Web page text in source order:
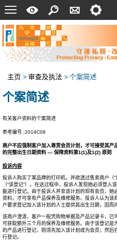
菜
单
速
指
南
索
络
我
定
主页 > 审查及执法 >个案简述
个案简述
有关客户资料的个案简述
参考编号.:2014C08
商户不应强制客户加入尊赏会员计划，才可接受其
的完整出生日期资料 — 保障资料第1(1)及1(2) 原则
投诉内容
投诉人购买了某品牌的打印机，并欲透过售卖商户（
（“该登记”）。在这过程中，投诉人发现她必须登入
能进行登记。由于投诉人并非该计划的现有会员，她
资料，才可享有产品保养及维修服务。投诉人认为
户要求登记加入该计划的人士提供其出生日期，因而
该商户澄清，客户一般凭购物单据及产品记录卡，已
可获取额外三个月的保养及维修服务。由于该登记
的产品进行登记，则须先加入该计划成为会员；然
行登记。